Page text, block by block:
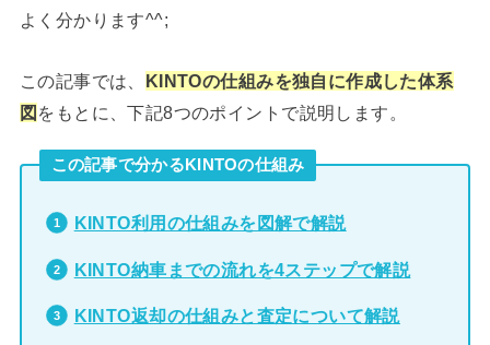
よく分かります^^;
この記事では、 KINTOの仕組みを独自に作成した体系
図 をもとに、下記8つのポイントで説明します。
この記事で分かるKINTOの仕組み
KINTO利用の仕組みを図解で解説
KINTO納車までの流れを4ステップで解説
KINTO返却の仕組みと査定について解説